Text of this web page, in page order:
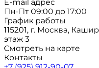
E-mail адрес
Пн-Пт 09:00 до 17:00
График работы
115201, г. Москва,
этаж 3
Смотреть на карте
Контакты